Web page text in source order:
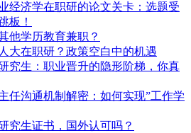
经济学在职研的论文关卡：选题受
板！
他学历教育兼职？
大在职研？政策空白中的机遇
究生：职业晋升的隐形阶梯，你真
任沟通机制解密：如何实现”工作学
究生证书，国外认可吗？